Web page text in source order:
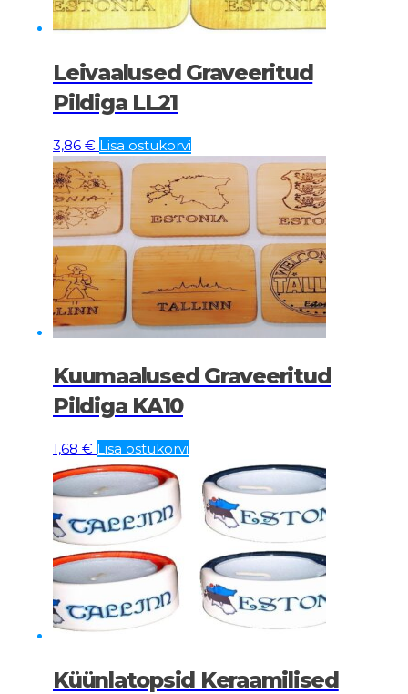
Leivaalused Graveeritud
Pildiga LL21
3,86 € Lisa ostukorvi
Kuumaalused Graveeritud
Pildiga KA10
1,68 € Lisa ostukorvi
Küünlatopsid Keraamilised